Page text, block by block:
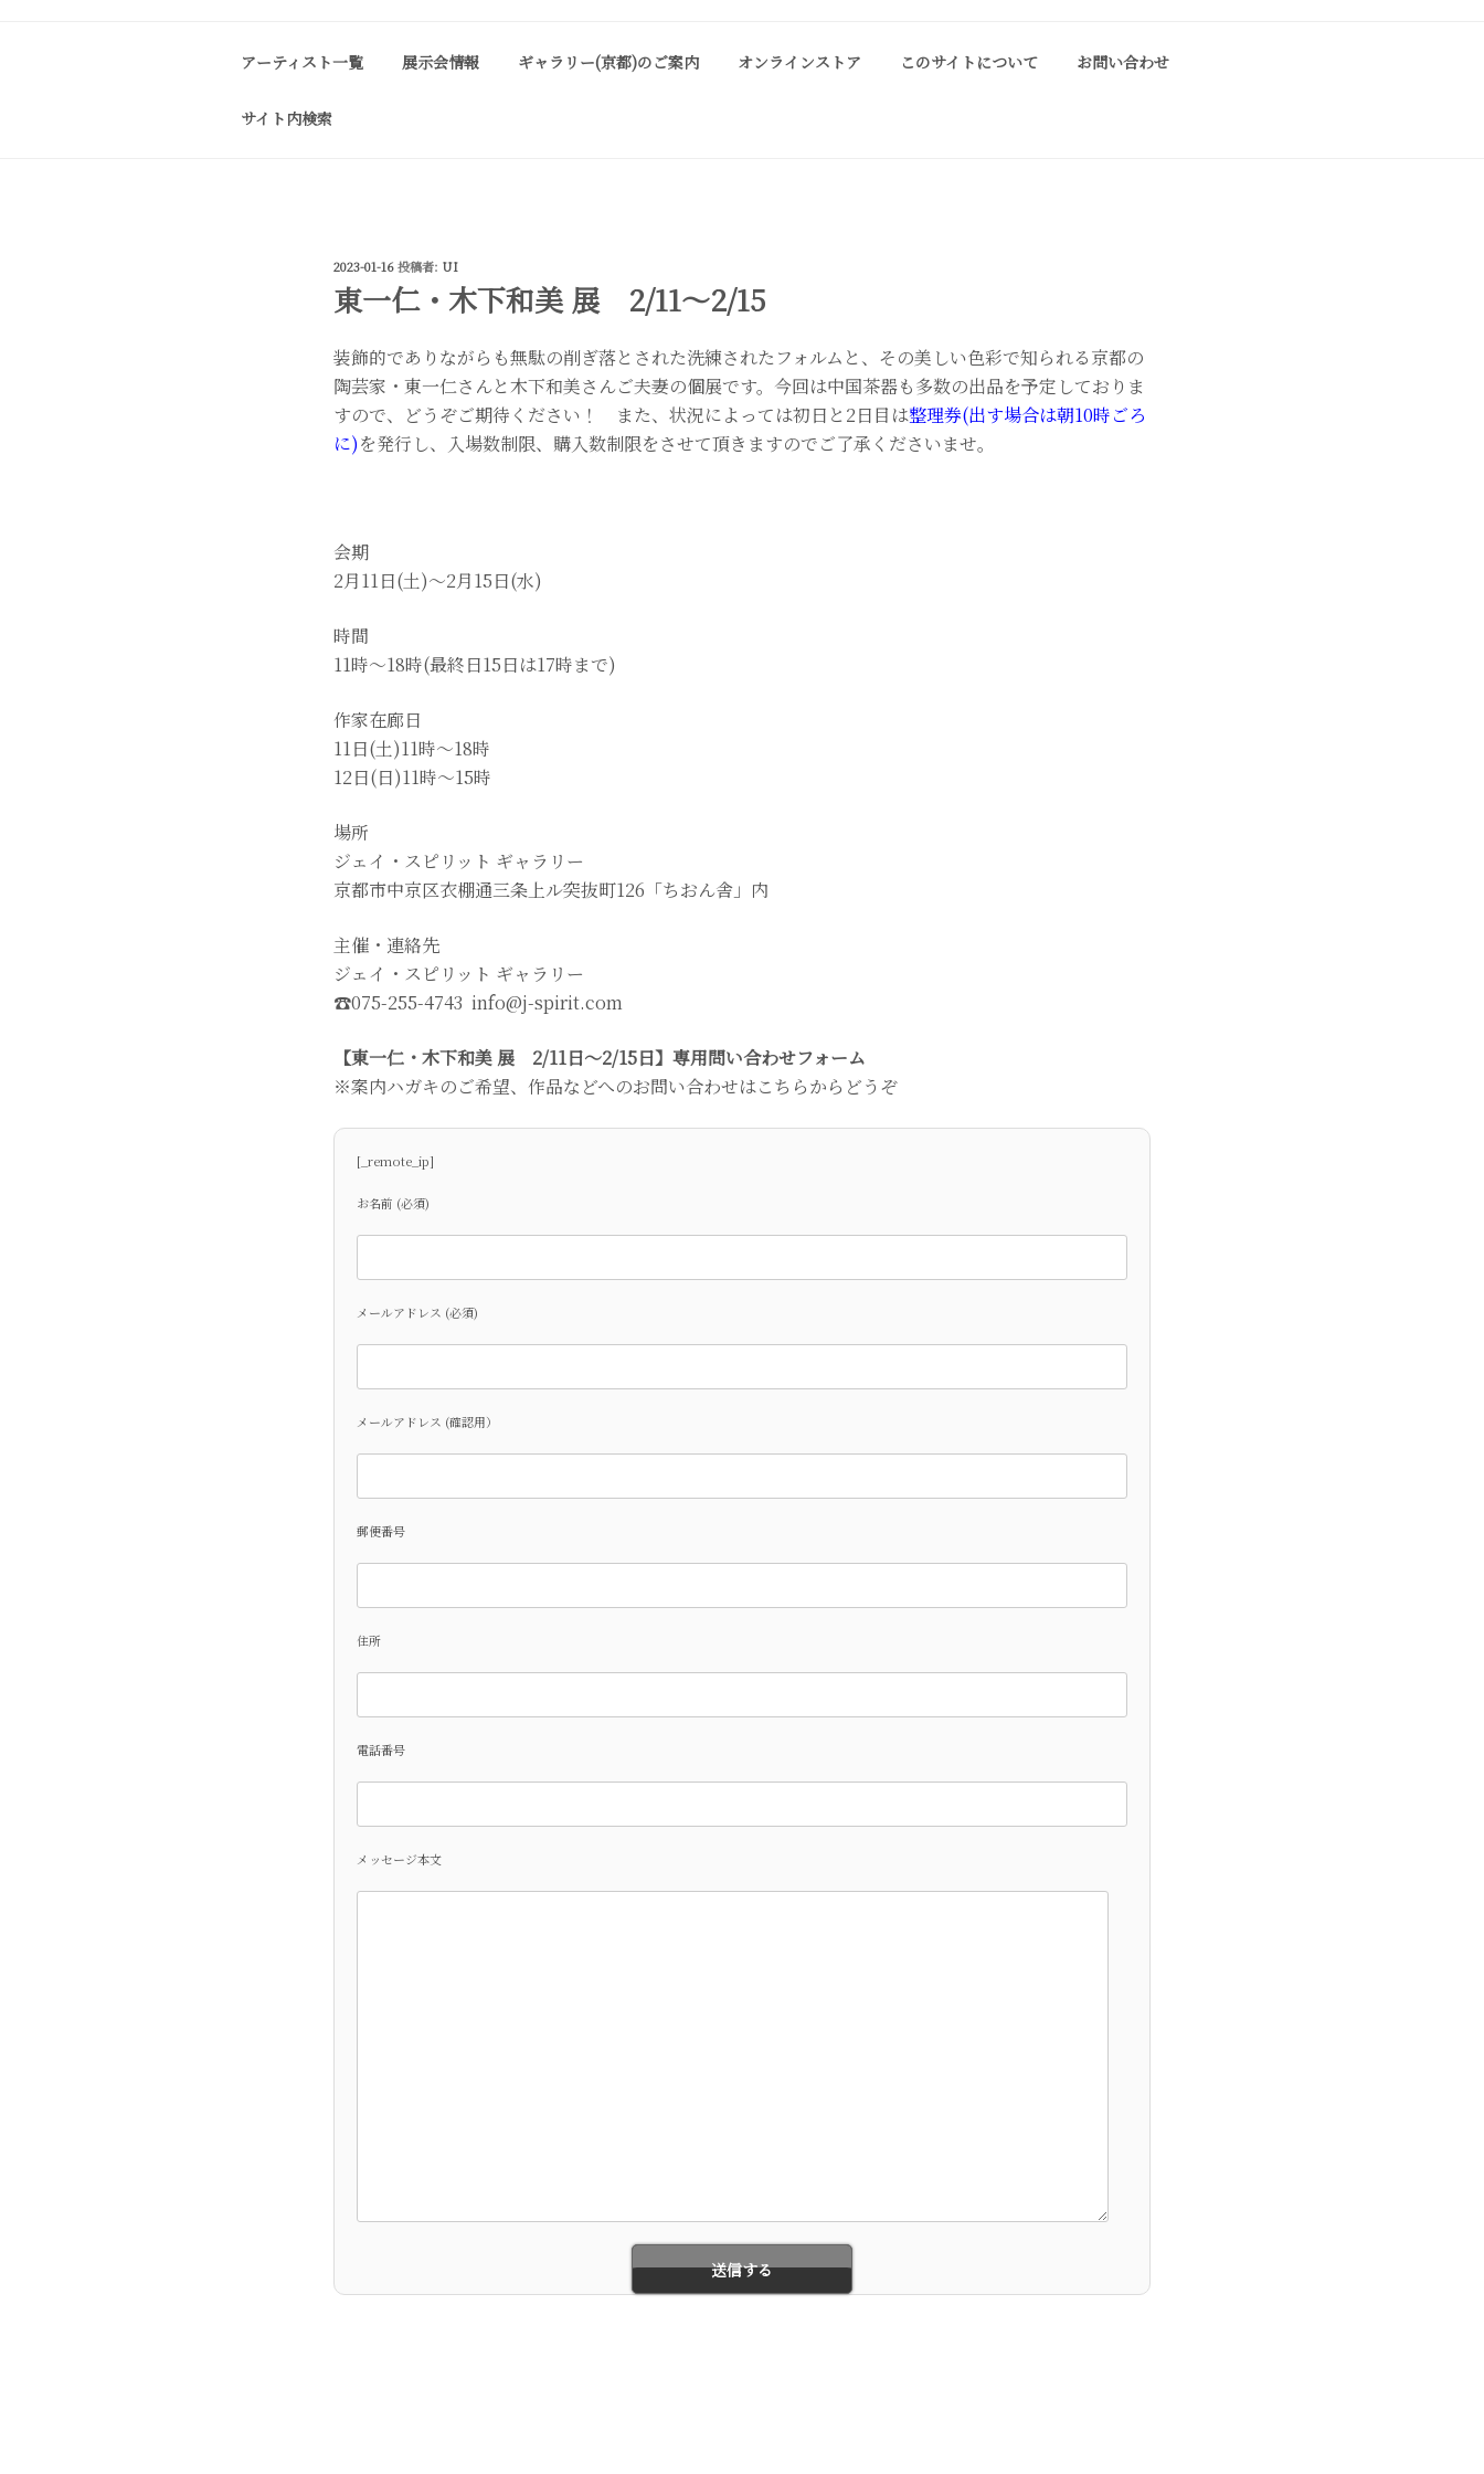
アーティスト一覧 展示会情報 ギャラリー(京都)のご案内 オンラインストア このサイトについて お問い合わせ
サイト内検索
投
日:
2023-01-16投稿者: UI
東一仁・木下和美 展 2/11～2/15
装飾的でありながらも無駄の削ぎ落とされた洗練されたフォルムと、その美しい色彩で知られる京都の
陶芸家・東一仁さんと木下和美さんご夫妻の個展です。今回は中国茶器も多数の出品を予定しておりま
すので、どうぞご期待ください！ また、状況によっては初日と2日目は整理券(出す場合は朝10時ごろ
に)を発行し、入場数制限、購入数制限をさせて頂きますのでご了承くださいませ。
会期
2月11日(土)～2月15日(水)
時間
11時～18時(最終日15日は17時まで)
作家在廊日
11日(土)11時～18時
12日(日)11時～15時
場所
ジェイ・スピリット ギャラリー
京都市中京区衣棚通三条上ル突抜町126「ちおん舎」内
主催・連絡先
ジェイ・スピリット ギャラリー
☎︎075-255-4743 info@j-spirit.com
【東一仁・木下和美 展 2/11日～2/15日】専用問い合わせフォーム
※案内ハガキのご希望、作品などへのお問い合わせはこちらからどうぞ
[_remote_ip]
お名前 (必須)
メールアドレス (必須)
メールアドレス (確認用）
郵便番号
住所
電話番号
メッセージ本文